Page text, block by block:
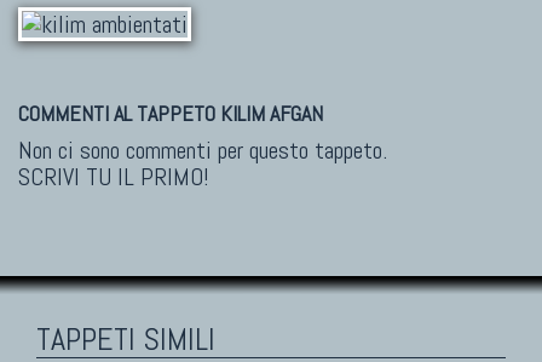
COMMENTI AL TAPPETO KILIM AFGAN
Non ci sono commenti per questo tappeto.
SCRIVI TU IL PRIMO!
TAPPETI SIMILI